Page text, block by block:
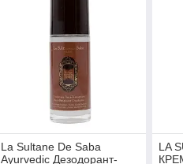
La Sultane De Saba
Ayurvedic Дезодорант-
LA